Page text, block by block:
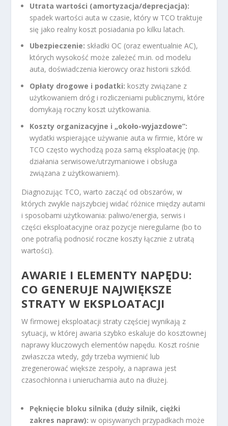
Utrata wartości (amortyzacja/deprecjacja):
spadek wartości auta w czasie, który w TCO traktuje
się jako realny koszt posiadania po kilku latach.
Ubezpieczenie: składki OC (oraz ewentualnie AC),
których wysokość może zależeć m.in. od modelu
auta, doświadczenia kierowcy oraz historii szkód.
Opłaty drogowe i podatki: koszty związane z
użytkowaniem dróg i rozliczeniami publicznymi, które
domykają roczny koszt użytkowania.
Koszty organizacyjne i „około-wyjazdowe”:
wydatki wspierające używanie auta w firmie, które w
TCO często wychodzą poza samą eksploatację (np.
działania serwisowe/utrzymaniowe i obsługa
związana z użytkowaniem).
Diagnozując TCO, warto zacząć od obszarów, w
których zwykle najszybciej widać różnice między autami
i sposobami użytkowania: paliwo/energia, serwis i
części eksploatacyjne oraz pozycje nieregularne (bo to
one potrafią podnosić roczne koszty łącznie z utratą
wartości).
AWARIE I ELEMENTY NAPĘDU:
CO GENERUJE NAJWIĘKSZE
STRATY W EKSPLOATACJI
W firmowej eksploatacji straty częściej wynikają z
sytuacji, w której awaria szybko eskaluje do kosztownej
naprawy kluczowych elementów napędu. Koszt rośnie
zwłaszcza wtedy, gdy trzeba wymienić lub
zregenerować większe zespoły, a naprawa jest
czasochłonna i unieruchamia auto na dłużej.
Pęknięcie bloku silnika (duży silnik, ciężki
zakres napraw): w opisywanych przypadkach może